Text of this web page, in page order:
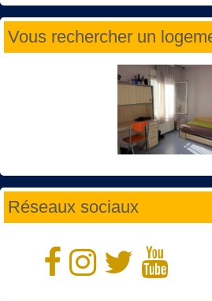
Vous rechercher un
Réseaux sociaux